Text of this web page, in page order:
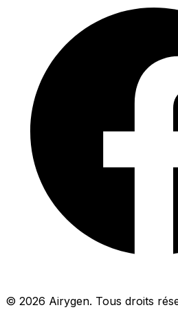
© 2026 Airygen. Tous droits